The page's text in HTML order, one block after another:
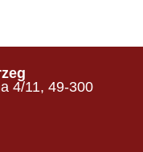
4/11, 49-300